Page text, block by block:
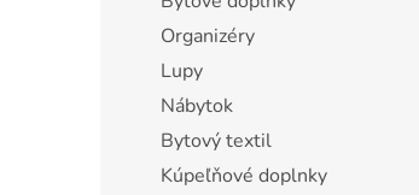
Organizéry
Lupy
Nábytok
Bytový textil
Kúpeľňové doplnky